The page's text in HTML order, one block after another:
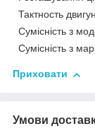
Тактность
Сумісність з
Сумісність з
Приховати
Умови